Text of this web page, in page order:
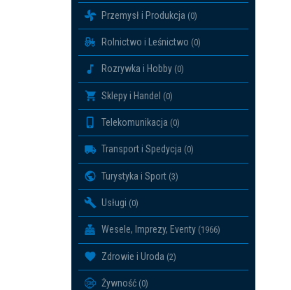
Przemysł i Produkcja (0)
Rolnictwo i Leśnictwo (0)
Rozrywka i Hobby (0)
Sklepy i Handel (0)
Telekomunikacja (0)
Transport i Spedycja (0)
Turystyka i Sport (3)
Usługi (0)
Wesele, Imprezy, Eventy (1966)
Zdrowie i Uroda (2)
Żywność (0)